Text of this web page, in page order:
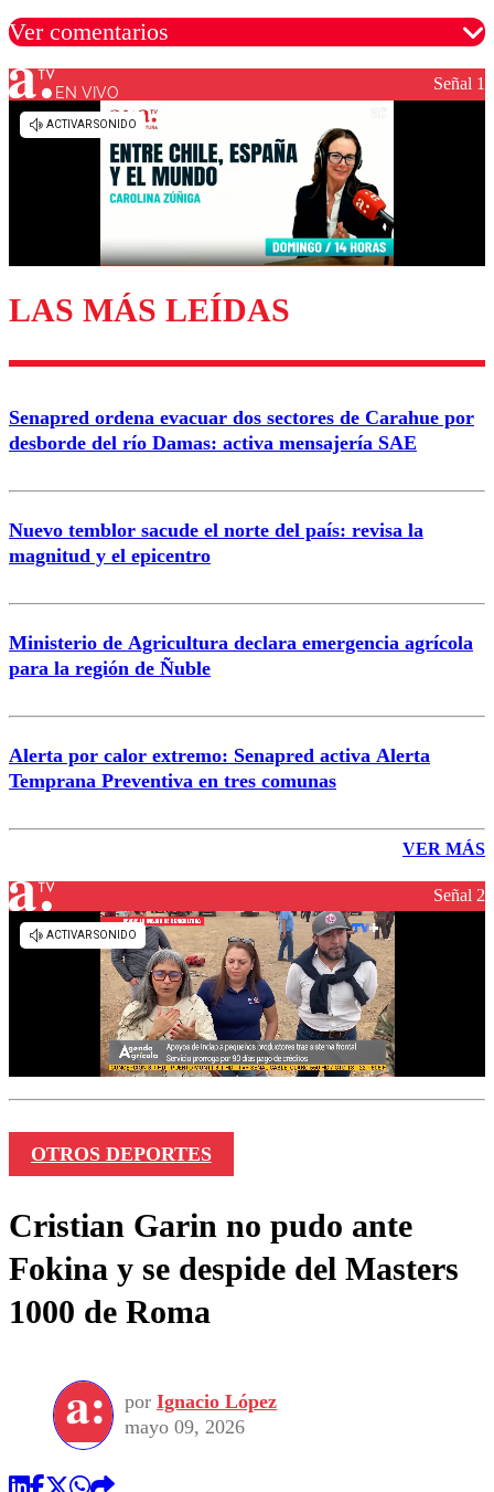
Ver comentarios
Los comentarios son moderados para garantizar un
Enviar comentario
EN VIVO Señal 1
LAS MÁS LEÍDAS
Senapred ordena evacuar dos sectores de Carahue por
desborde del río Damas: activa mensajería SAE
Nuevo temblor sacude el norte del país: revisa la
magnitud y el epicentro
Ministerio de Agricultura declara emergencia agrícola
para la región de Ñuble
Alerta por calor extremo: Senapred activa Alerta
Temprana Preventiva en tres comunas
VER MÁS
Señal 2
OTROS DEPORTES
Cristian Garin no pudo ante
Fokina y se despide del Masters
1000 de Roma
por Ignacio López
mayo 09, 2026